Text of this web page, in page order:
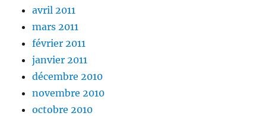
avril 2011
mars 2011
février 2011
janvier 2011
décembre 2010
novembre 2010
octobre 2010